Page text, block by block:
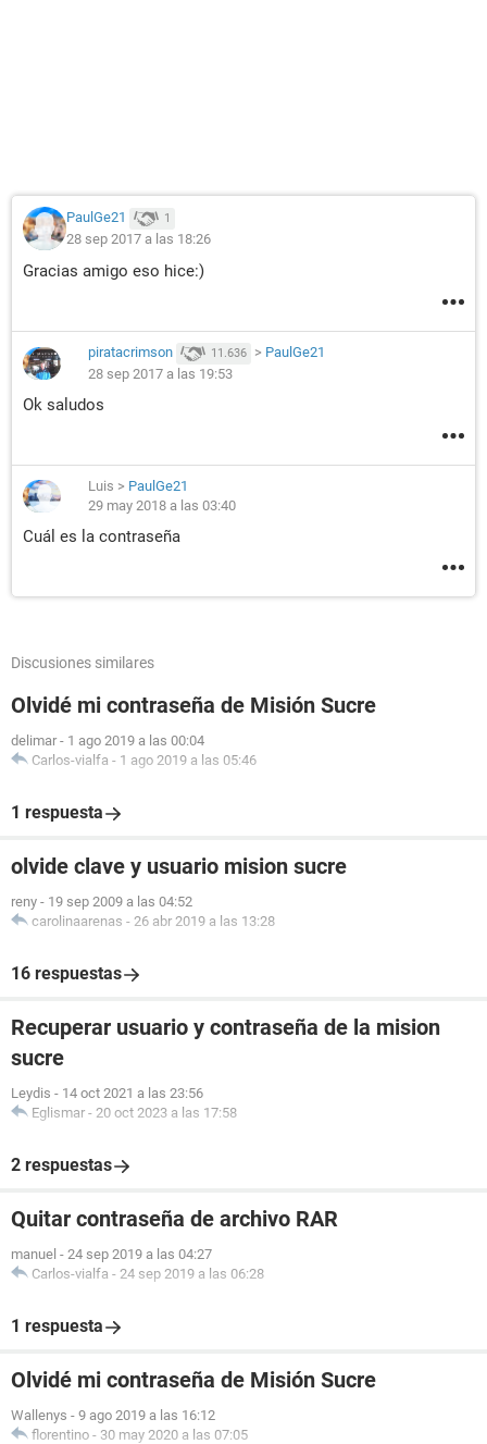
PaulGe21 1
28 sep 2017 a las 18:26
Gracias amigo eso hice:)
piratacrimson 11.636 > PaulGe21
28 sep 2017 a las 19:53
Ok saludos
Luis > PaulGe21
29 may 2018 a las 03:40
Cuál es la contraseña
Discusiones similares
Olvidé mi contraseña de Misión Sucre
delimar - 1 ago 2019 a las 00:04
Carlos-vialfa - 1 ago 2019 a las 05:46
1 respuesta
olvide clave y usuario mision sucre
reny - 19 sep 2009 a las 04:52
carolinaarenas - 26 abr 2019 a las 13:28
16 respuestas
Recuperar usuario y contraseña de la mision
sucre
Leydis - 14 oct 2021 a las 23:56
Eglismar - 20 oct 2023 a las 17:58
2 respuestas
Quitar contraseña de archivo RAR
manuel - 24 sep 2019 a las 04:27
Carlos-vialfa - 24 sep 2019 a las 06:28
1 respuesta
Olvidé mi contraseña de Misión Sucre
Wallenys - 9 ago 2019 a las 16:12
florentino - 30 may 2020 a las 07:05